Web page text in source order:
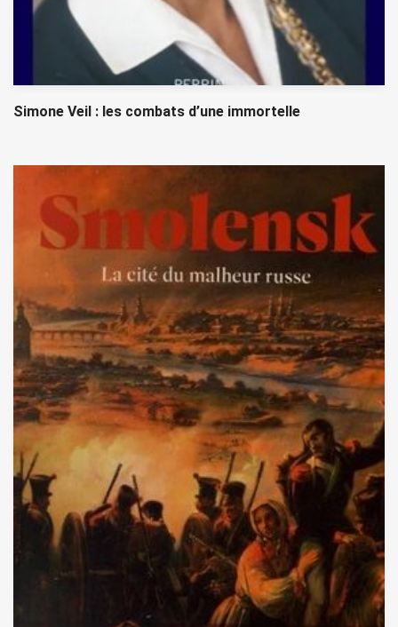
Simone Veil : les combats d’une immortelle